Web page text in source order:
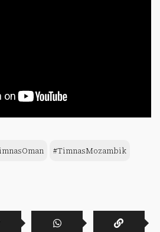
#TimnasMozambik